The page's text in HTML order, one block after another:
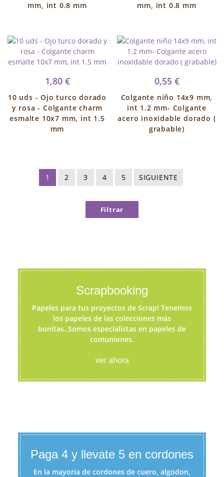
mm, int 0.8 mm
mm, int 0.8 mm
1,80 €
10 uds - Ojo turco dorado
y rosa - Colgante charm
esmalte 10x7 mm, int 1.5
mm
0,55 €
Colgante niño 14x9 mm,
int 1.2 mm- Colgante
acero inoxidable dorado (
grabable)
1 2 3 4 5 SIGUIENTE
Filtrar
Scrapbooking
Papeles para tus proyectos de Scrap! Tenemos
los papeles de las colecciones más
bonitas..Somos especialistas en papeles de
comuniones.
ver ahora
Paga 4 y llevate 5 en cordones
En la mayoria de cordones de cuero, algodon,